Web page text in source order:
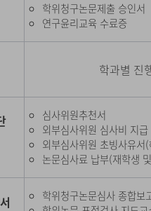
학위청구논문제출 승인서
연구윤리교육 수료증
학과별 진
심사위원추천서
외부심사위원 심사비 지
외부심사위원 초빙사유서
논문심사료 납부(재학생
학위청구논문심사 종합보